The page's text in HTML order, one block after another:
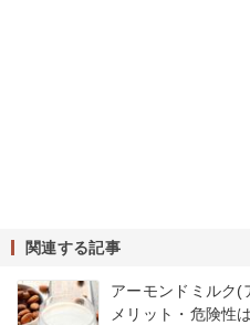
関連する記事
アーモンドミルク(
メリット・危険性